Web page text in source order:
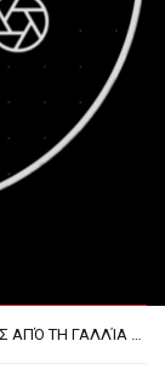
ΦΟΒΕΡΆ ΔΏΡΑ ΓΙΑ ΤΟ ΕΠΌΜΕΝΟ ΔΕΚΑΉΜΕΡΟ!
85ΧΡΟΝΟΣ ΑΠΌ ΤΗ ΓΑΛΛΊΑ ΛΌΓΩ GPS ΚΑΤΈΛΗΞΕ ΣΤΗΝ… ΚΡΟΑΤΊΑ!